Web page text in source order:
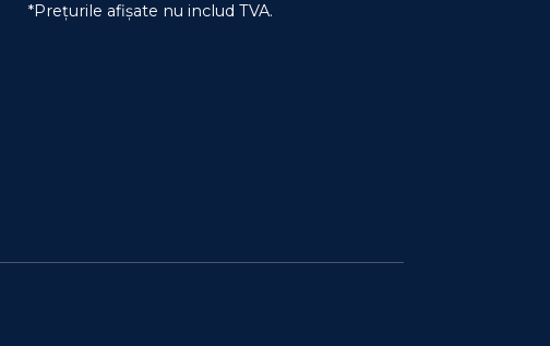
*Prețurile afișate nu includ TVA.